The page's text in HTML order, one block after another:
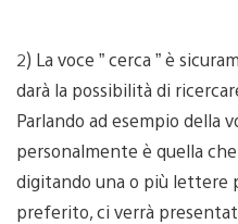
2) La voce ” cerca ” è
darà la possibilità di
Parlando ad esempio della
personalmente è quella
digitando una o più lettere
preferito, ci verrà